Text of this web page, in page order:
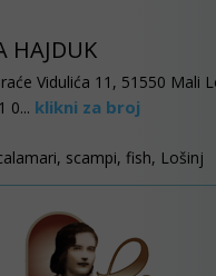
HAJDUK
Vidulića 11, 51550
0... klikni za broj
scampi, fish, Lošinj